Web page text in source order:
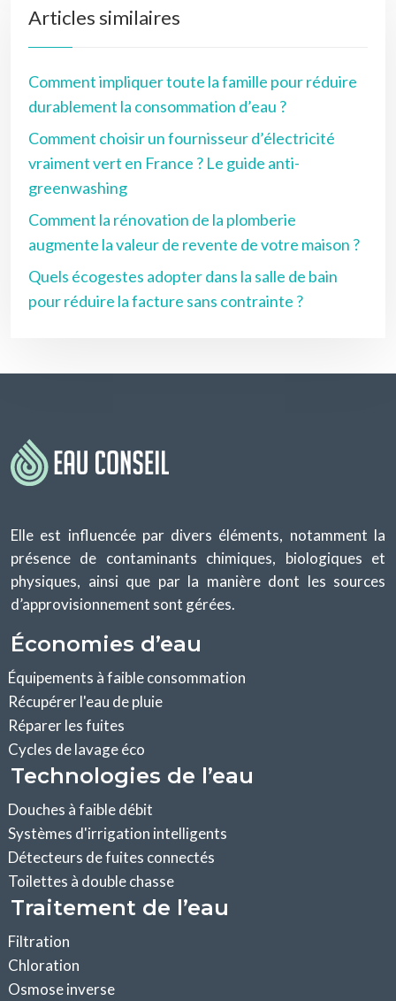
Articles similaires
Comment impliquer toute la famille pour réduire
durablement la consommation d’eau ?
Comment choisir un fournisseur d’électricité
vraiment vert en France ? Le guide anti-
greenwashing
Comment la rénovation de la plomberie
augmente la valeur de revente de votre maison ?
Quels écogestes adopter dans la salle de bain
pour réduire la facture sans contrainte ?
Elle est influencée par divers éléments, notamment la
présence de contaminants chimiques, biologiques et
physiques, ainsi que par la manière dont les sources
d’approvisionnement sont gérées.
Économies d’eau
Équipements à faible consommation
Récupérer l'eau de pluie
Réparer les fuites
Cycles de lavage éco
Technologies de l’eau
Douches à faible débit
Systèmes d'irrigation intelligents
Détecteurs de fuites connectés
Toilettes à double chasse
Traitement de l’eau
Filtration
Chloration
Osmose inverse